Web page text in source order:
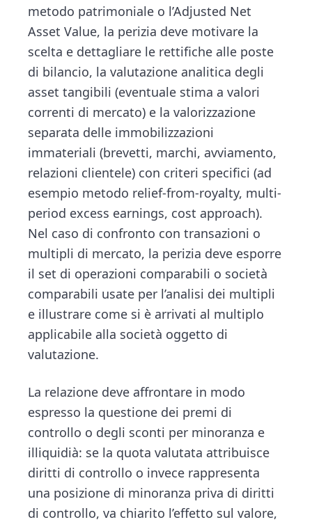
metodo patrimoniale o l’Adjusted Net
Asset Value, la perizia deve motivare la
scelta e dettagliare le rettifiche alle poste
di bilancio, la valutazione analitica degli
asset tangibili (eventuale stima a valori
correnti di mercato) e la valorizzazione
separata delle immobilizzazioni
immateriali (brevetti, marchi, avviamento,
relazioni clientele) con criteri specifici (ad
esempio metodo relief-from-royalty, multi-
period excess earnings, cost approach).
Nel caso di confronto con transazioni o
multipli di mercato, la perizia deve esporre
il set di operazioni comparabili o società
comparabili usate per l’analisi dei multipli
e illustrare come si è arrivati al multiplo
applicabile alla società oggetto di
valutazione.
La relazione deve affrontare in modo
espresso la questione dei premi di
controllo o degli sconti per minoranza e
illiquidià: se la quota valutata attribuisce
diritti di controllo o invece rappresenta
una posizione di minoranza priva di diritti
di controllo, va chiarito l’effetto sul valore,